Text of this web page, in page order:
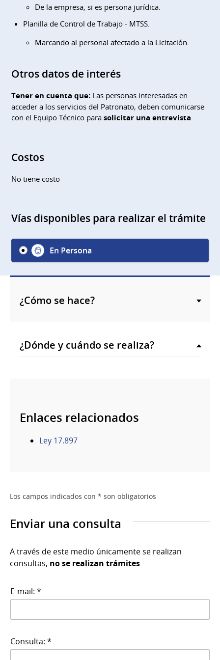
De la empresa, si es persona jurídica.
Planilla de Control de Trabajo - MTSS.
Marcando al personal afectado a la Licitación.
Otros datos de interés
Tener en cuenta que:Las personas interesadas en
acceder a los servicios del Patronato, deben comunicarse
con el Equipo Técnico parasolicitar una entrevista
Costos
No tiene costo
Vías disponibles para realizar el trámite
En Persona
¿Cómo se hace?
¿Dónde y cuándo se realiza?
Enlaces relacionados
Ley 17.897
Los campos indicados con * son obligatorios
Enviar una consulta
A través de este medio únicamente se realizan
consultas, no se realizan trámites
E-mail: *
Consulta: *